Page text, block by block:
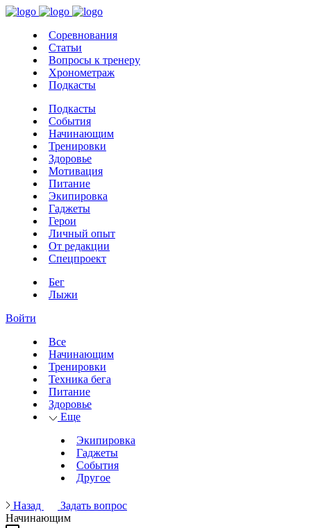
Соревнования
Статьи
Вопросы к тренеру
Хронометраж
Подкасты
Подкасты
События
Начинающим
Тренировки
Здоровье
Мотивация
Питание
Экипировка
Гаджеты
Герои
Личный опыт
От редакции
Спецпроект
Бег
Лыжи
Войти
Все
Начинающим
Тренировки
Техника бега
Питание
Здоровье
Еще
Экипировка
Гаджеты
События
Другое
Назад
Задать вопрос
Начинающим